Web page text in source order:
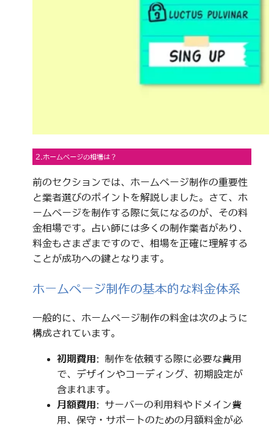
2.ホームページの相場は？
前のセクションでは、ホームページ制作の重要性
と業者選びのポイントを解説しました。さて、ホ
ームページを制作する際に気になるのが、その料
金相場です。占い師には多くの制作業者があり、
料金もさまざまですので、相場を正確に理解する
ことが成功への鍵となります。
ホームページ制作の基本的な料金体系
一般的に、ホームページ制作の料金は次のように
構成されています。
初期費用: 制作を依頼する際に必要な費用
で、デザインやコーディング、初期設定が
含まれます。
月額費用: サーバーの利用料やドメイン費
用、保守・サポートのための月額料金が必